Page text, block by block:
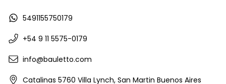
5491155750179
+54 9 11 5575-0179
info@bauletto.com
Catalinas 5760 Villa Lynch, San Martin Buenos Aires